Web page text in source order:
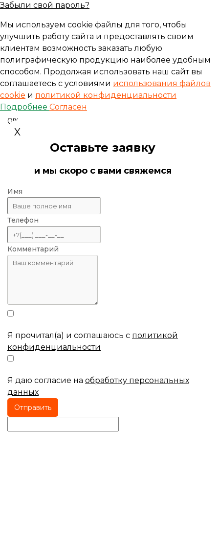
Забыли свой пароль?
Мы используем cookie файлы для того, чтобы
улучшить работу сайта и предоставлять своим
клиентам возможность заказать любую
полиграфическую продукцию наиболее удобным
способом. Продолжая использовать наш сайт вы
соглашаетесь с условиями использования файлов
cookie и политикой конфиденциальности
Подробнее Согласен
0%
X
Оставьте заявку
и мы скоро с вами свяжемся
Имя
Телефон
Комментарий
Я прочитал(а) и соглашаюсь с политикой
конфиденциальности
Я даю согласие на обработку персональных
данных
Отправить